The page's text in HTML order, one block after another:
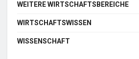
WEITERE WIRTSCHAFTSBEREICHE
WIRTSCHAFTSWISSEN
WISSENSCHAFT